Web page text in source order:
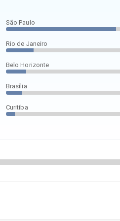
São Paulo
Rio de Janeiro
Belo Horizonte
Brasília
Curitiba